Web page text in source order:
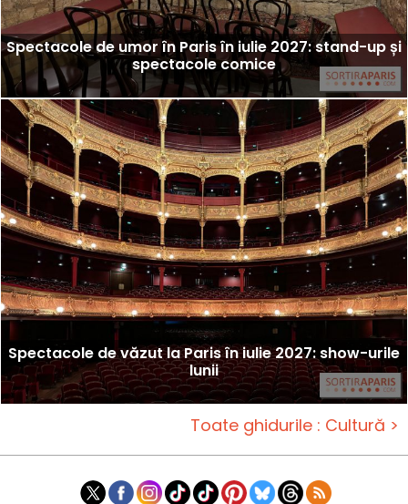
Spectacole de umor în Paris în iulie 2027: stand-up și
spectacole comice
Spectacole de văzut la Paris în iulie 2027: show-urile
lunii
Toate ghidurile : Cultură >